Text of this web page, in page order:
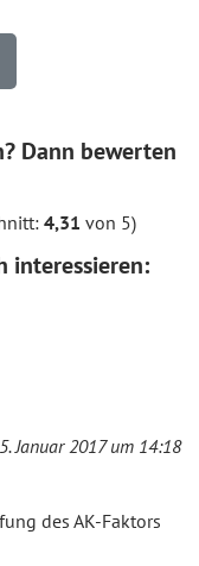
Dann bewerten
4,31 von 5)
interessieren:
Januar 2017 um 14:18
des AK-Faktors